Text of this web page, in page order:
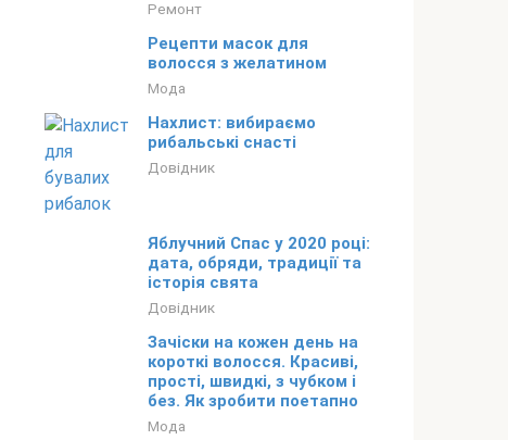
Ремонт
Рецепти масок для
волосся з желатином
Мода
Нахлист: вибираємо
рибальські снасті
Довідник
Яблучний Спас у 2020 році:
дата, обряди, традиції та
історія свята
Довідник
Зачіски на кожен день на
короткі волосся. Красиві,
прості, швидкі, з чубком і
без. Як зробити поетапно
Мода